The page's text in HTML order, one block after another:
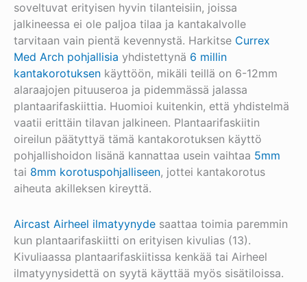
soveltuvat erityisen hyvin tilanteisiin, joissa
jalkineessa ei ole paljoa tilaa ja kantakalvolle
tarvitaan vain pientä kevennystä. Harkitse Currex
Med Arch pohjallisia yhdistettynä 6 millin
kantakorotuksen käyttöön, mikäli teillä on 6-12mm
alaraajojen pituuseroa ja pidemmässä jalassa
plantaarifaskiittia. Huomioi kuitenkin, että yhdistelmä
vaatii erittäin tilavan jalkineen. Plantaarifaskiitin
oireilun päätyttyä tämä kantakorotuksen käyttö
pohjallishoidon lisänä kannattaa usein vaihtaa 5mm
tai 8mm korotuspohjalliseen, jottei kantakorotus
aiheuta akilleksen kireyttä.
Aircast Airheel ilmatyynyde saattaa toimia paremmin
kun plantaarifaskiitti on erityisen kivulias (13).
Kivuliaassa plantaarifaskiitissa kenkää tai Airheel
ilmatyynysidettä on syytä käyttää myös sisätiloissa.